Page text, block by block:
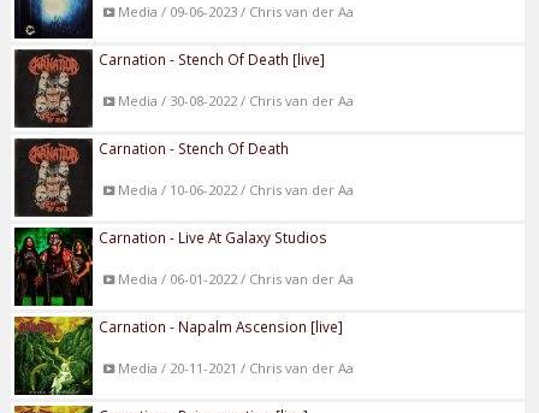
Media / 09-06-2023 / Chris van der Aa
Carnation - Stench Of Death [live]
Media / 30-08-2022 / Chris van der Aa
Carnation - Stench Of Death
Media / 10-06-2022 / Chris van der Aa
Carnation - Live At Galaxy Studios
Media / 06-01-2022 / Chris van der Aa
Carnation - Napalm Ascension [live]
Media / 20-11-2021 / Chris van der Aa